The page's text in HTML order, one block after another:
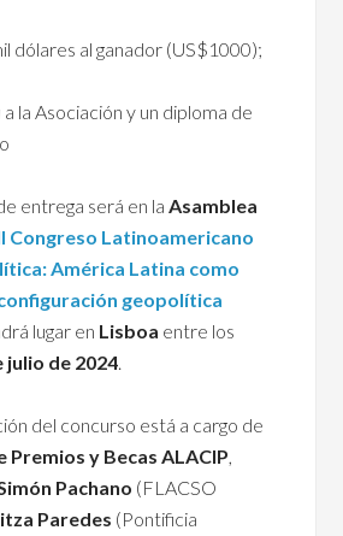
dólares al ganador (US$1000);
a la Asociación y un diploma de
entrega será en laAsamblea
Congreso Latinoamericano
América Latina como
geopolítica
lugar en Lisboa entre los
julio de 2024.
del concurso está a cargo de
Premios y Becas ALACIP,
Pachano (FLACSO
Paredes (Pontificia